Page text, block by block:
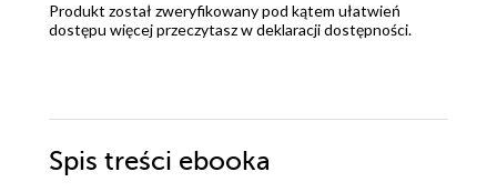
Produkt został zweryfikowany pod kątem ułatwień
dostępu więcej przeczytasz wdeklaracji dostępności.
Spis treści ebooka